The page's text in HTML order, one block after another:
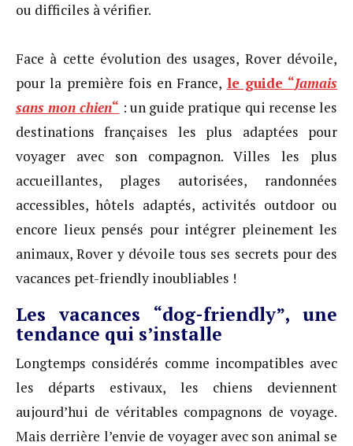
ou difficiles à vérifier.
Face à cette évolution des usages, Rover dévoile,
pour la première fois en France, le guide “Jamais
sans mon chien“ : un guide pratique qui recense les
destinations françaises les plus adaptées pour
voyager avec son compagnon. Villes les plus
accueillantes, plages autorisées, randonnées
accessibles, hôtels adaptés, activités outdoor ou
encore lieux pensés pour intégrer pleinement les
animaux, Rover y dévoile tous ses secrets pour des
vacances pet-friendly inoubliables !
Les vacances “dog-friendly”, une
tendance qui s’installe
Longtemps considérés comme incompatibles avec
les départs estivaux, les chiens deviennent
aujourd’hui de véritables compagnons de voyage.
Mais derrière l’envie de voyager avec son animal se